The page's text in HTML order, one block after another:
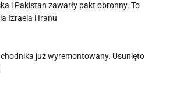
i Pakistan zawarły pakt obronny. To
Izraela i Iranu
już wyremontowany. Usunięto